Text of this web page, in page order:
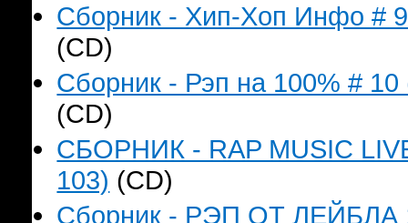
Сборник - Хип-Хоп Инфо #
(CD)
Сборник - Рэп на 100% #
(CD)
СБОРНИК - RAP MUSIC
103) (CD)
Сборник - РЭП ОТ ЛЕЙБЛА